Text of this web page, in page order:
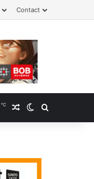
Contact
℃ Willekeurig artikel
Switch skin
Zoeken